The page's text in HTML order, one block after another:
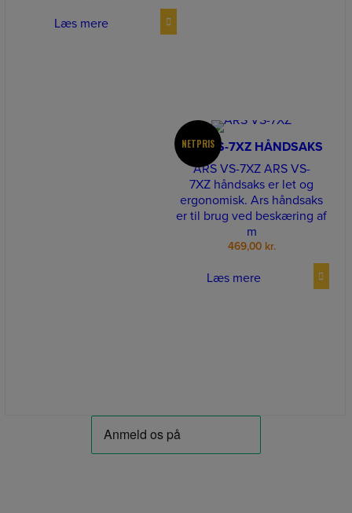
Læs mere
NETPRIS
ARS VS-7XZ HÅNDSAKS
ARS VS-7XZ ARS VS-
7XZ håndsaks er let og
ergonomisk. Ars håndsaks
er til brug ved beskæring af
m
469,00 kr.
Læs mere